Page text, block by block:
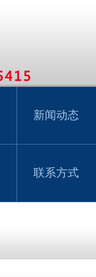
新闻动态
联系方式